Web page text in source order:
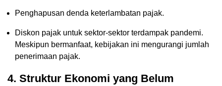
Penghapusan denda keterlambatan pajak.
Diskon pajak untuk sektor-sektor terdampak pandemi.
Meskipun bermanfaat, kebijakan ini mengurangi jumlah
penerimaan pajak.
4. Struktur Ekonomi yang Belum